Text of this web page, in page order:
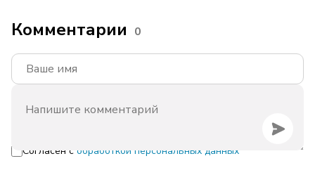
Комментарии 0
Согласен с обработкой персональных данных